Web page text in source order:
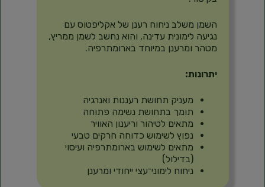
השמן משלב ניחוח רענן של אקליפטוס עם
נגיעה לימונית עדינה, והוא נחשב לשמן ממריץ,
מטהר ומרענן במיוחד בארומתרפיה.
יתרונות:
מעניק תחושת רעננות ואנרגיה
תומך בתחושת נשימה פתוחה
מתאים לטיהור וריענון האוויר
נפוץ לשימוש כדוחה חרקים טבעי
מתאים לשימוש בארומתרפיה ועיסוי
(בדילול)
ניחוח לימוני־עצי ייחודי ומרענן